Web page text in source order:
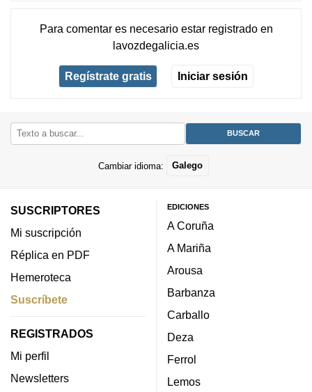
Para comentar es necesario estar registradoen
lavozdegalicia.es
Regístrate gratis Iniciar sesión
Cambiar idioma: Galego
SUSCRIPTORES
Mi suscripción
Réplica en PDF
Hemeroteca
Suscríbete
REGISTRADOS
Mi perfil
Newsletters
EDICIONES
A Coruña
A Mariña
Arousa
Barbanza
Carballo
Deza
Ferrol
Lemos